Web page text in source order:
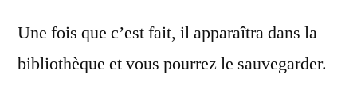
Une fois que c’est fait, il apparaîtra dans la
bibliothèque et vous pourrez le sauvegarder.